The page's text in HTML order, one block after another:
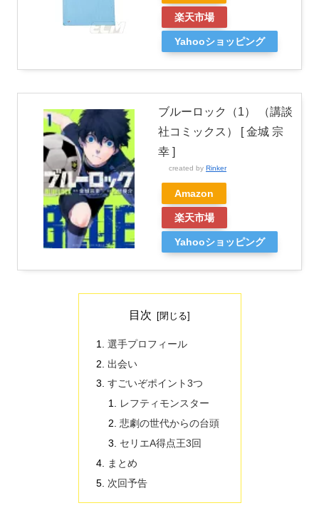
楽天市場
Yahooショッピング
ブルーロック（1） （講談
社コミックス） [ 金城 宗
幸 ]
created by Rinker
Amazon
楽天市場
Yahooショッピング
目次
選手プロフィール
出会い
すごいぞポイント3つ
レフティモンスター
悲劇の世代からの台頭
セリエA得点王3回
まとめ
次回予告